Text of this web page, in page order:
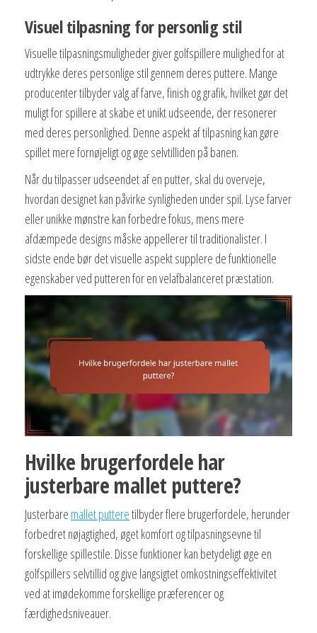
Visuel tilpasning for personlig stil
Visuelle tilpasningsmuligheder giver golfspillere mulighed for at
udtrykke deres personlige stil gennem deres puttere. Mange
producenter tilbyder valg af farve, finish og grafik, hvilket gør det
muligt for spillere at skabe et unikt udseende, der resonerer
med deres personlighed. Denne aspekt af tilpasning kan gøre
spillet mere fornøjeligt og øge selvtilliden på banen.
Når du tilpasser udseendet af en putter, skal du overveje,
hvordan designet kan påvirke synligheden under spil. Lyse farver
eller unikke mønstre kan forbedre fokus, mens mere
afdæmpede designs måske appellerer til traditionalister. I
sidste ende bør det visuelle aspekt supplere de funktionelle
egenskaber ved putteren for en velafbalanceret præstation.
Hvilke brugerfordele har
justerbare mallet puttere?
Justerbare mallet putteretilbyder flere brugerfordele, herunder
forbedret nøjagtighed, øget komfort og tilpasningsevne til
forskellige spillestile. Disse funktioner kan betydeligt øge en
golfspillers selvtillid og give langsigtet omkostningseffektivitet
ved at imødekomme forskellige præferencer og
færdighedsniveauer.